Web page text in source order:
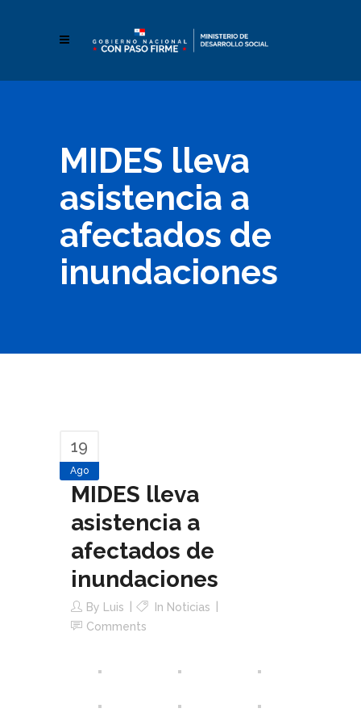
MIDES lleva
asistencia a
afectados de
inundaciones
19
Ago
MIDES lleva
asistencia a
afectados de
inundaciones
By Luis In Noticias
Comments